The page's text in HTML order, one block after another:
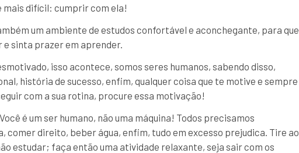
difícil: cumprir com ela!
um ambiente de estudos confortável e aconchegante, para que
sinta prazer em aprender.
isso acontece, somos seres humanos, sabendo disso,
história de sucesso, enfim, qualquer coisa que te motive e sempre
com a sua rotina, procure essa motivação!
é um ser humano, não uma máquina! Todos precisamos
comer direito, beber água, enfim, tudo em excesso prejudica. Tire ao
estudar; faça então uma atividade relaxante, seja sair com os